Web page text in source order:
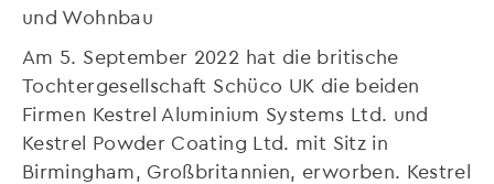
und Wohnbau
Am 5. September 2022 hat die britische
Tochtergesellschaft Schüco UK die beiden
Firmen Kestrel Aluminium Systems Ltd. und
Kestrel Powder Coating Ltd. mit Sitz in
Birmingham, Großbritannien, erworben. Kestrel